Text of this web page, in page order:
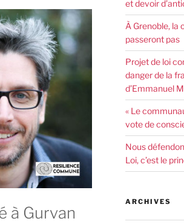
à Gurvan
et devoir
À Grenoble, la
passeront pas
Projet de loi
danger de la
d’Emmanuel
« Le
vote de
Nous
Loi, c’est le
ARCHIVES